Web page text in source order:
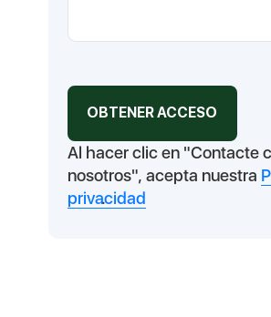
Al hacer clic en "Contacte
nosotros", acepta nuestra
privacidad
.